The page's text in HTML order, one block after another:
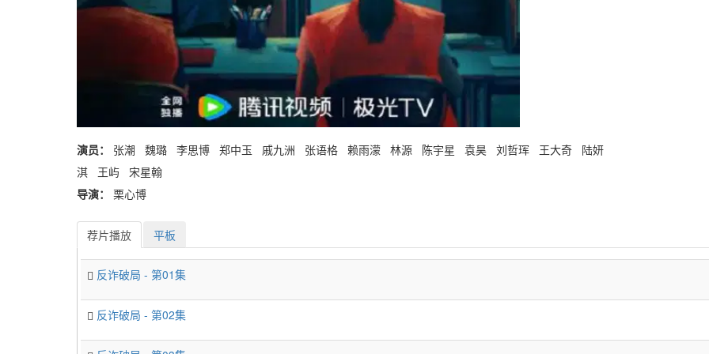
演员：
张潮 魏璐 李思博 郑中玉 戚九洲 张语格 赖雨濛 林源 陈宇星 袁昊 刘哲珲 王大奇 陆妍
淇 王屿 宋星翰
导演：
栗心博
荐片播放 平板
反诈破局 - 第01集
反诈破局 - 第02集